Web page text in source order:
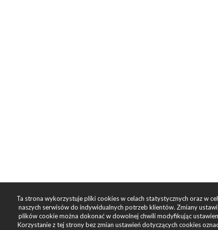
Ta strona wykorzystuje pliki cookies w celach statystycznych oraz w
naszych serwisów do indywidualnych potrzeb klientów. Zmiany
plików cookie można dokonać w dowolnej chwili modyfikując
Korzystanie z tej strony bez zmian ustawień dotyczących cookies